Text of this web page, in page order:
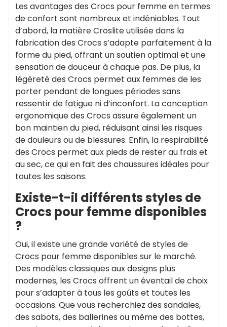
Les avantages des Crocs pour femme en termes
de confort sont nombreux et indéniables. Tout
d’abord, la matière Croslite utilisée dans la
fabrication des Crocs s’adapte parfaitement à la
forme du pied, offrant un soutien optimal et une
sensation de douceur à chaque pas. De plus, la
légèreté des Crocs permet aux femmes de les
porter pendant de longues périodes sans
ressentir de fatigue ni d’inconfort. La conception
ergonomique des Crocs assure également un
bon maintien du pied, réduisant ainsi les risques
de douleurs ou de blessures. Enfin, la respirabilité
des Crocs permet aux pieds de rester au frais et
au sec, ce qui en fait des chaussures idéales pour
toutes les saisons.
Existe-t-il différents styles de
Crocs pour femme disponibles
?
Oui, il existe une grande variété de styles de
Crocs pour femme disponibles sur le marché.
Des modèles classiques aux designs plus
modernes, les Crocs offrent un éventail de choix
pour s’adapter à tous les goûts et toutes les
occasions. Que vous recherchiez des sandales,
des sabots, des ballerines ou même des bottes,